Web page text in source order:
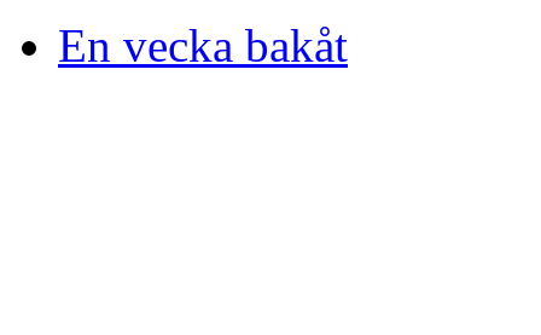
En vecka bakåt